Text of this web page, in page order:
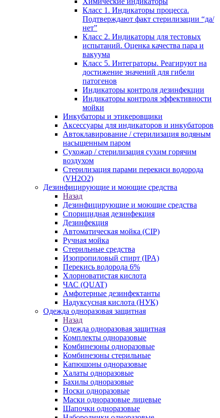
Класс 1. Индикаторы процесса.
Подтверждают факт стерилизации “да/
нет”
Класс 2. Индикаторы для тестовых
испытаний. Оценка качества пара и
вакуума
Класс 5. Интеграторы. Реагируют на
достижение значений для гибели
патогенов
Индикаторы контроля дезинфекции
Индикаторы контроля эффективности
мойки
Инкубаторы и этикеровщики
Аксессуары для индикаторов и инкубаторов
Автоклавирование / стерилизация водяным
насыщенным паром
Сухожар / стерилизация сухим горячим
воздухом
Стерилизация парами перекиси водорода
(VH2O2)
Дезинфицирующие и моющие средства
Назад
Дезинфицирующие и моющие средства
Спорицидная дезинфекция
Дезинфекция
Автоматическая мойка (CIP)
Ручная мойка
Стерильные средства
Изопропиловый спирт (IPA)
Перекись водорода 6%
Хлорноватистая кислота
ЧАС (QUAT)
Амфотерные дезинфектанты
Надуксусная кислота (НУК)
Одежда одноразовая защитная
Назад
Одежда одноразовая защитная
Комплекты одноразовые
Комбинезоны одноразовые
Комбинезоны стерильные
Капюшоны одноразовые
Халаты одноразовые
Бахилы одноразовые
Носки одноразовые
Маски одноразовые лицевые
Шапочки одноразовые